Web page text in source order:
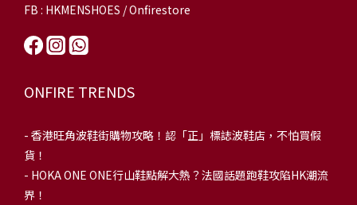
FB : HKMENSHOES / Onfirestore
ONFIRE TRENDS
- 香港旺角波鞋街購物攻略！認「正」標誌波鞋店，不怕買假
貨！
- HOKA ONE ONE行山鞋點解大熱？法國話題跑鞋攻陷HK潮流
界！